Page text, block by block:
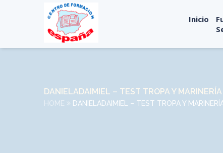
Inicio
DANIELADAIMIEL – TEST TROPA Y
HOME DANIELADAIMIEL – TEST TROPA Y